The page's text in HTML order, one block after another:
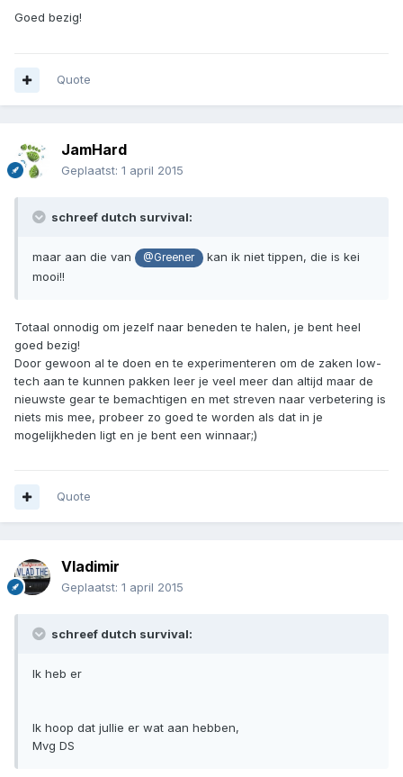
Goed bezig!
Quote
JamHard
Geplaatst: 1 april 2015
schreef dutch survival:
maar aan die van @Greener
kan ik niet tippen, die is kei
mooi!!
Totaal onnodig om jezelf naar beneden te halen, je bent heel
goed bezig!
Door gewoon al te doen en te experimenteren om de zaken low-
tech aan te kunnen pakken leer je veel meer dan altijd maar de
nieuwste gear te bemachtigen en met streven naar verbetering is
niets mis mee, probeer zo goed te worden als dat in je
mogelijkheden ligt en je bent een winnaar;)
Quote
Vladimir
Geplaatst: 1 april 2015
schreef dutch survival:
Ik heb er
Ik hoop dat jullie er wat aan hebben,
Mvg DS